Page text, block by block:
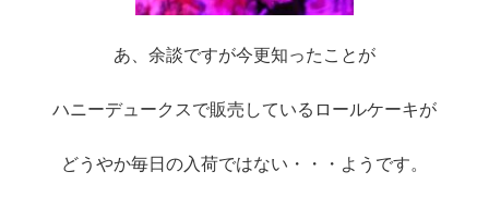
あ、余談ですが今更知ったことが
ハニーデュークスで販売しているロールケーキが
どうやか毎日の入荷ではない・・・ようです。